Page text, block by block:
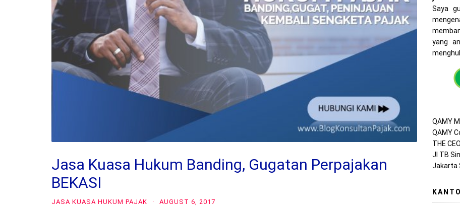
Jasa Kuasa Hukum Banding, Gugatan Perpajakan
BEKASI
JASA KUASA HUKUM PAJAK · AUGUST 6, 2017
Saya
yang
QAMY
QAMY
THE
Jl TB
Jakarta